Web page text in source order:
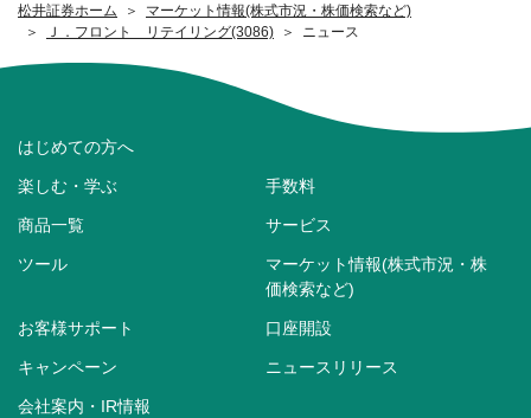
松井証券ホーム
マーケット情報(株式市況・株価検索など)
Ｊ．フロント リテイリング(3086)
ニュース
はじめての方へ
楽しむ・学ぶ 手数料
商品一覧 サービス
ツール
マーケット情報(株式市況・株
価検索など)
お客様サポート 口座開設
キャンペーン ニュースリリース
会社案内・IR情報